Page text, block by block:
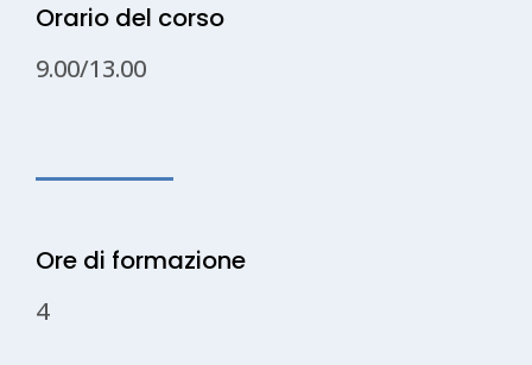
Orario del corso
9.00/13.00
Ore di formazione
4